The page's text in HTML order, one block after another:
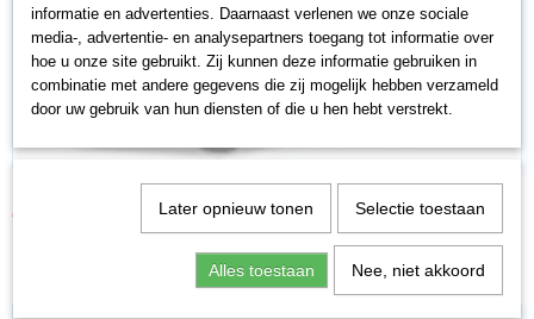
€ 23,96
informatie en advertenties. Daarnaast verlenen we onze sociale
media-, advertentie- en analysepartners toegang tot informatie over
hoe u onze site gebruikt. Zij kunnen deze informatie gebruiken in
combinatie met andere gegevens die zij mogelijk hebben verzameld
door uw gebruik van hun diensten of die u hen hebt verstrekt.
Later opnieuw tonen Selectie toestaan
Alles toestaan Nee, niet akkoord